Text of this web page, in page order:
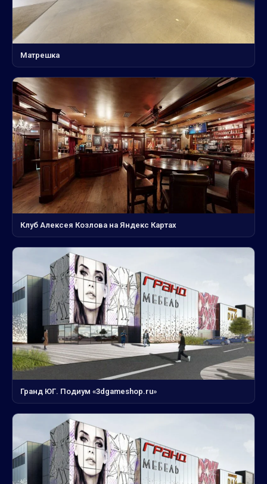
Матрешка
Клуб Алексея Козлова на Яндекс Картах
Гранд ЮГ. Подиум «3dgameshop.ru»